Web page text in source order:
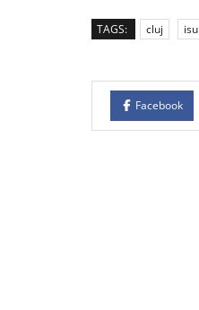
TAGS: cluj isu
Facebook